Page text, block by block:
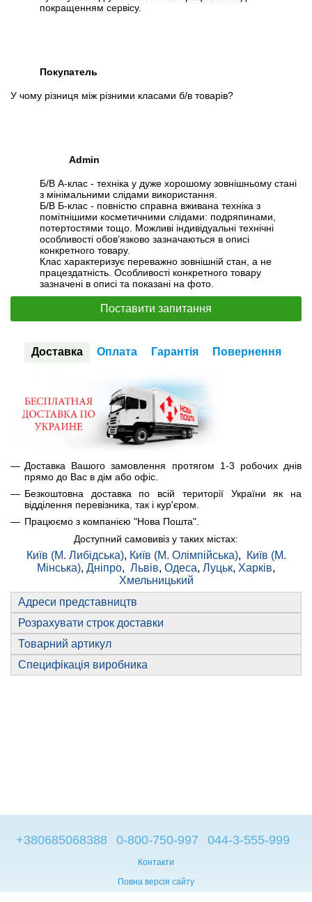
покращенням сервісу.
Покупатель
У чому різниця між різними класами б/в товарів?
Admin
Б/В А-клас - техніка у дуже хорошому зовнішньому стані
з мінімальними слідами використання.
Б/В Б-клас - повністю справна вживана техніка з
помітнішими косметичними слідами: подряпинами,
потертостями тощо. Можливі індивідуальні технічні
особливості обов’язково зазначаються в описі
конкретного товару.
Клас характеризує переважно зовнішній стан, а не
працездатність. Особливості конкретного товару
зазначені в описі та показані на фото.
Поставити запитання
Доставка Оплата Гарантія Повернення
Доставка Вашого замовлення протягом 1-3 робочих днів
прямо до Вас в дім або офіс.
Безкоштовна доставка по всій території України як на
відділення перевізника, так і кур'єром.
Працюємо з компанією "Нова Пошта".
Доступний самовивіз у таких містах:
Київ (М. Либідська), Київ (М. Олімпійська),
Київ (М.
Мінська), Дніпро, Львів, Одеса, Луцьк, Харків,
Хмельницький
Адреси представництв
Розрахувати строк доставки
Товарний артикул
Специфікація виробника
+380685068388 0-800-750-997 044-3-555-999
Контакти
Повна версія сайту